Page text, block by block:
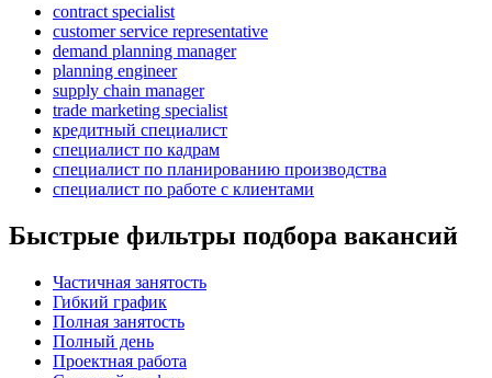
contract specialist
customer service representative
demand planning manager
planning engineer
supply chain manager
trade marketing specialist
кредитный специалист
специалист по кадрам
специалист по планированию производства
специалист по работе с клиентами
Быстрые фильтры подбора вакансий
Частичная занятость
Гибкий график
Полная занятость
Полный день
Проектная работа